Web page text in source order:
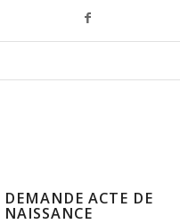
DEMANDE ACTE DE
NAISSANCE